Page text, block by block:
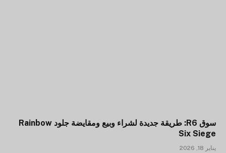
سوق R6: طريقة جديدة لشراء وبيع ومقايضة جلود Rainbow
Six Siege
يناير 18, 2026